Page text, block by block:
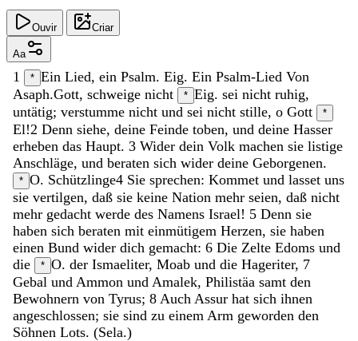
Ouvir Criar
Aa
1 * Ein Lied, ein Psalm. Eig. Ein Psalm-Lied Von
Asaph.Gott, schweige nicht * Eig. sei nicht ruhig,
untätig; verstumme nicht und sei nicht stille, o Gott *
El!2 Denn siehe, deine Feinde toben, und deine Hasser
erheben das Haupt. 3 Wider dein Volk machen sie listige
Anschläge, und beraten sich wider deine Geborgenen.
* O. Schützlinge4 Sie sprechen: Kommet und lasset uns
sie vertilgen, daß sie keine Nation mehr seien, daß nicht
mehr gedacht werde des Namens Israel! 5 Denn sie
haben sich beraten mit einmütigem Herzen, sie haben
einen Bund wider dich gemacht: 6 Die Zelte Edoms und
die
* O. der Ismaeliter, Moab und die Hageriter, 7
Gebal und Ammon und Amalek, Philistäa samt den
Bewohnern von Tyrus; 8 Auch Assur hat sich ihnen
angeschlossen; sie sind zu einem Arm geworden den
Söhnen Lots. (Sela.)